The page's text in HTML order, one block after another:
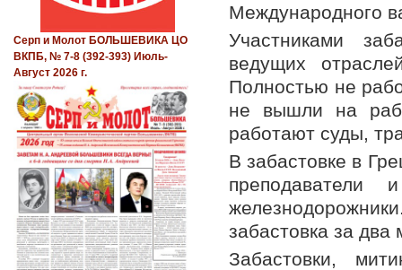
Международного
Участниками
ведущих
Полностью не
не вышли на
работают суды,
В забастовке в
преподаватели
забастовка за два
Забастовки,
Серп и Молот БОЛЬШЕВИКА ЦО
ВКПБ, № 7-8 (392-393) Июль-
Август 2026 г.